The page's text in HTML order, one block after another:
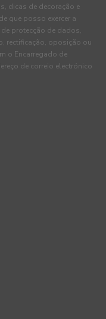
dicas de decoração e
que posso exercer a
protecção de dados,
rectificação, oposição ou
o Encarregado de
de correio electrónico